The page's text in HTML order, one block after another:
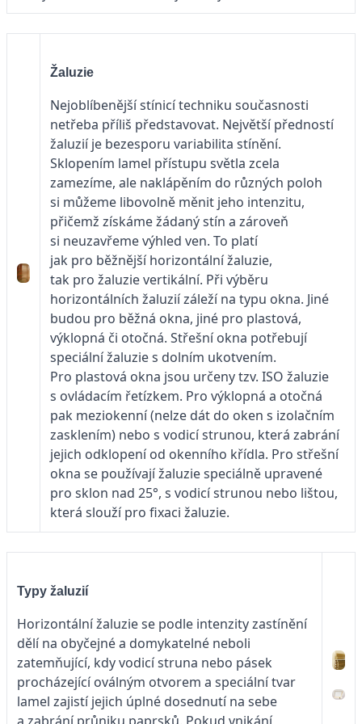
Žaluzie
Nejoblíbenější stínicí techniku současnosti
netřeba příliš představovat. Největší předností
žaluzií je bezesporu variabilita stínění.
Sklopením lamel přístupu světla zcela
zamezíme, ale naklápěním do různých poloh
si můžeme libovolně měnit jeho intenzitu,
přičemž získáme žádaný stín a zároveň
si neuzavřeme výhled ven. To platí
jak pro běžnější horizontální žaluzie,
tak pro žaluzie vertikální. Při výběru
horizontálních žaluzií záleží na typu okna. Jiné
budou pro běžná okna, jiné pro plastová,
výklopná či otočná. Střešní okna potřebují
speciální žaluzie s dolním ukotvením.
Pro plastová okna jsou určeny tzv. ISO žaluzie
s ovládacím řetízkem. Pro výklopná a otočná
pak meziokenní (nelze dát do oken s izolačním
zasklením) nebo s vodicí strunou, která zabrání
jejich odklopení od okenního křídla. Pro střešní
okna se používají žaluzie speciálně upravené
pro sklon nad 25°, s vodicí strunou nebo lištou,
která slouží pro fixaci žaluzie.
Typy žaluzií
Horizontální žaluzie se podle intenzity zastínění
dělí na obyčejné a domykatelné neboli
zatemňující, kdy vodicí struna nebo pásek
procházející oválným otvorem a speciální tvar
lamel zajistí jejich úplné dosednutí na sebe